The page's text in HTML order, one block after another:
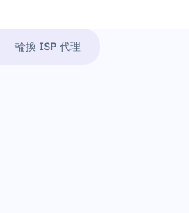
輪換 ISP 代理